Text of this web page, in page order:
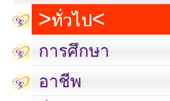
ทั่วไป
การศึกษา
อาชีพ